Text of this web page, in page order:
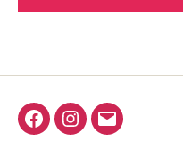
Facebook
Instagram
E-